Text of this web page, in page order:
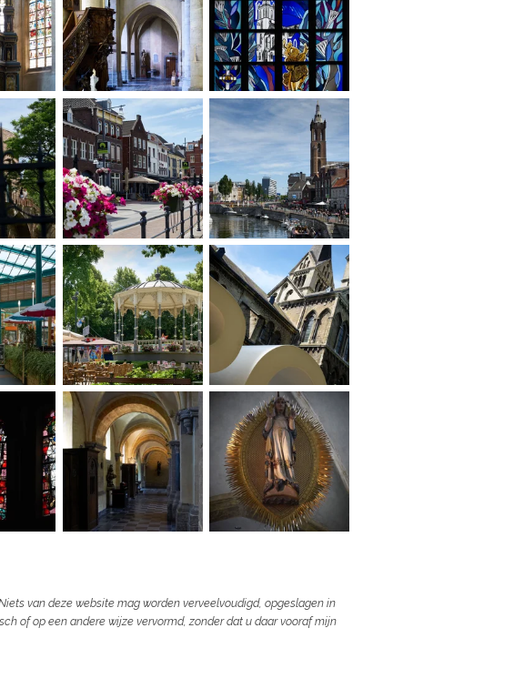
van deze website mag worden verveelvoudigd, opgeslagen in
of op een andere wijze vervormd, zonder dat u daar vooraf mijn